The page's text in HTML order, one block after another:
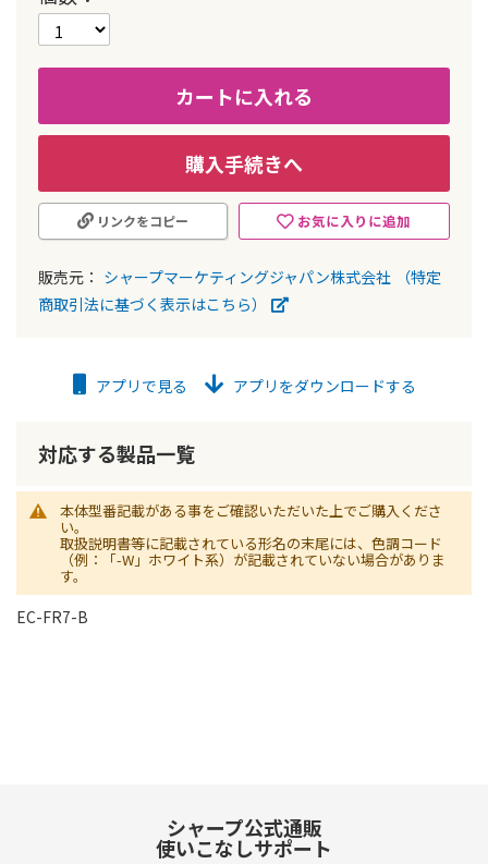
カートに入れる
購入手続きへ
お気に入りに追加
リンクをコピー
販売元： シャープマーケティングジャパン株式会社
（特定
商取引法に基づく表示はこちら）
アプリで見る アプリをダウンロードする
対応する製品一覧
本体型番記載がある事をご確認いただいた上でご購入くださ
い。
取扱説明書等に記載されている形名の末尾には、色調コード
（例：「-W」ホワイト系）が記載されていない場合がありま
す。
EC-FR7-B
シャープ公式通販
使いこなしサポート